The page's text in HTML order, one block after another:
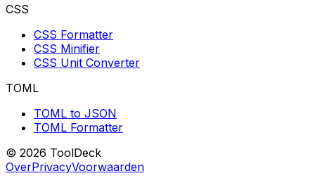
CSS
CSS Formatter
CSS Minifier
CSS Unit Converter
TOML
TOML to JSON
TOML Formatter
© 2026 ToolDeck
OverPrivacyVoorwaarden